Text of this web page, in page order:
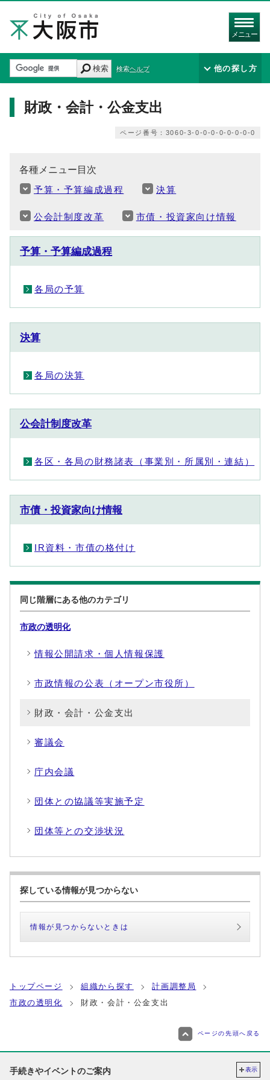
メニュー
検索 検索ヘルプ 他の探し方
財政・会計・公金支出
ページ番号：3060-3-0-0-0-0-0-0-0-0
各種メニュー目次
予算・予算編成過程 決算
公会計制度改革 市債・投資家向け情報
予算・予算編成過程
各局の予算
決算
各局の決算
公会計制度改革
各区・各局の財務諸表（事業別・所属別・連結）
市債・投資家向け情報
IR資料・市債の格付け
同じ階層にある他のカテゴリ
市政の透明化
情報公開請求・個人情報保護
市政情報の公表（オープン市役所）
財政・会計・公金支出
審議会
庁内会議
団体との協議等実施予定
団体等との交渉状況
探している情報が見つからない
情報が見つからないときは
トップページ 組織から探す
計画調整局
市政の透明化
財政・会計・公金支出
ページの先頭へ戻る
手続きやイベントのご案内 表示